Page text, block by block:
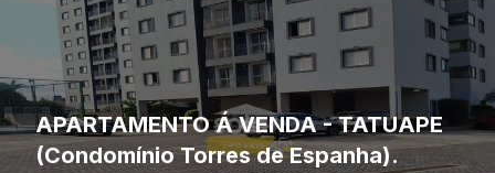
APARTAMENTO Á VENDA - TATUAPE
(Condomínio Torres de Espanha).